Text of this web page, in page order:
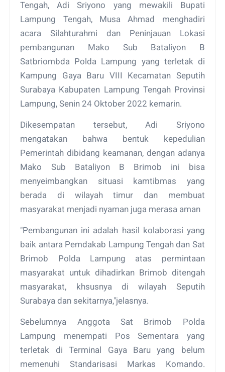
Tengah, Adi Sriyono yang mewakili Bupati
Lampung Tengah, Musa Ahmad menghadiri
acara Silahturahmi dan Peninjauan Lokasi
pembangunan Mako Sub Bataliyon B
Satbriombda Polda Lampung yang terletak di
Kampung Gaya Baru VIII Kecamatan Seputih
Surabaya Kabupaten Lampung Tengah Provinsi
Lampung, Senin 24 Oktober 2022 kemarin.
Dikesempatan tersebut, Adi Sriyono
mengatakan bahwa bentuk kepedulian
Pemerintah dibidang keamanan, dengan adanya
Mako Sub Bataliyon B Brimob ini bisa
menyeimbangkan situasi kamtibmas yang
berada di wilayah timur dan membuat
masyarakat menjadi nyaman juga merasa aman
"Pembangunan ini adalah hasil kolaborasi yang
baik antara Pemdakab Lampung Tengah dan Sat
Brimob Polda Lampung atas permintaan
masyarakat untuk dihadirkan Brimob ditengah
masyarakat, khsusnya di wilayah Seputih
Surabaya dan sekitarnya,"jelasnya.
Sebelumnya Anggota Sat Brimob Polda
Lampung menempati Pos Sementara yang
terletak di Terminal Gaya Baru yang belum
memenuhi Standarisasi Markas Komando.